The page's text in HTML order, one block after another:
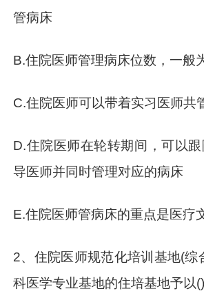
管病床
B.住院医师管理病床位数，一般
C.住院医师可以带着实习医师共
D.住院医师在轮转期间，可以
导医师并同时管理对应的病床
E.住院医师管病床的重点是医疗
2、住院医师规范化培训基地(综
科医学专业基地的住培基地予以()